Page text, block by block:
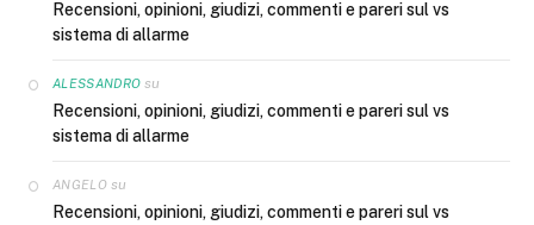
Recensioni, opinioni, giudizi, commenti e pareri sul vs
sistema di allarme
ALESSANDRO su
Recensioni, opinioni, giudizi, commenti e pareri sul vs
sistema di allarme
ANGELO su
Recensioni, opinioni, giudizi, commenti e pareri sul vs